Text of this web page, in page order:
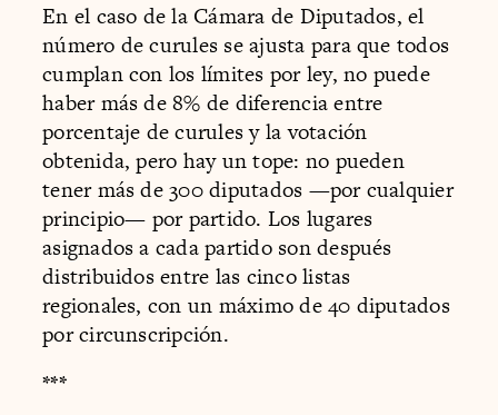
En el caso de la Cámara de Diputados, el
número de curules se ajusta para que todos
cumplan con los límites por ley, no puede
haber más de 8% de diferencia entre
porcentaje de curules y la votación
obtenida, pero hay un tope: no pueden
tener más de 300 diputados —por cualquier
principio— por partido. Los lugares
asignados a cada partido son después
distribuidos entre las cinco listas
regionales, con un máximo de 40 diputados
por circunscripción.
***